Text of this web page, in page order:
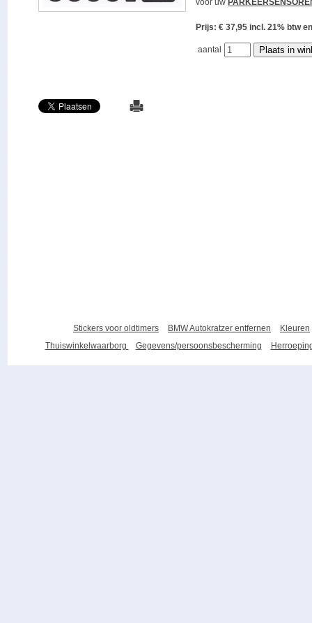
voor uw
Prijs: € 37,95 incl. 21% btw
aantal
Stickers voor oldtimers BMW Autokratzer entfernen
Kleuren
Thuiswinkelwaarborg
Gegevens/persoonsbescherming